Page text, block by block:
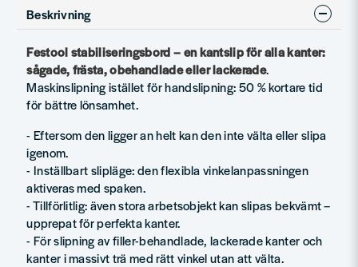
Beskrivning
Festool stabiliseringsbord – en kantslip för alla kanter:
sågade, frästa, obehandlade eller lackerade.
Maskinslipning istället för handslipning: 50 % kortare tid
för bättre lönsamhet.
- Eftersom den ligger an helt kan den inte välta eller slipa
igenom.
- Inställbart slipläge: den flexibla vinkelanpassningen
aktiveras med spaken.
- Tillförlitlig: även stora arbetsobjekt kan slipas bekvämt –
upprepat för perfekta kanter.
- För slipning av filler-behandlade, lackerade kanter och
kanter i massivt trä med rätt vinkel utan att välta.